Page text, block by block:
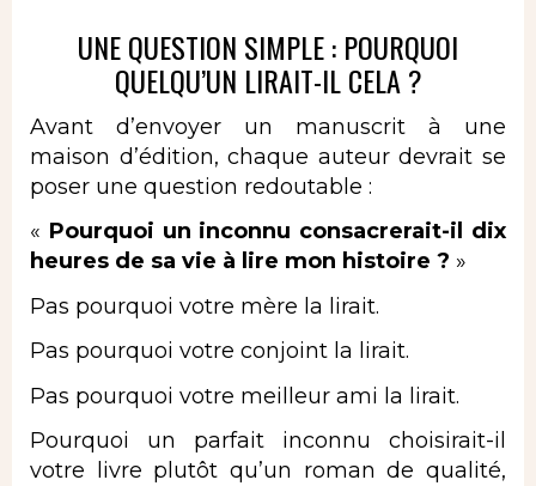
UNE QUESTION SIMPLE : POURQUOI
QUELQU’UN LIRAIT-IL CELA ?
Avant d’envoyer un manuscrit à une
maison d’édition, chaque auteur devrait se
poser une question redoutable :
« Pourquoi un inconnu consacrerait-il dix
heures de sa vie à lire mon histoire ? »
Pas pourquoi votre mère la lirait.
Pas pourquoi votre conjoint la lirait.
Pas pourquoi votre meilleur ami la lirait.
Pourquoi un parfait inconnu choisirait-il
votre livre plutôt qu’un roman de qualité,